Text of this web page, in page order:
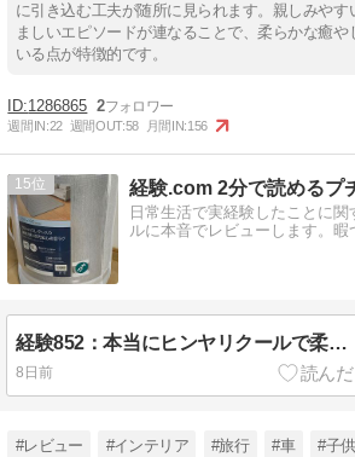
に引き込む工夫が随所に見られます。親しみやす
ましいエピソードが連なることで、柔らかな癒
いる点が特徴的です。
1286865 2
週間IN:22 週間OUT:58 月間IN:156
15
日常生活で実経験したことに
ルに本音でレビューします。暇
経験852：本当にヒンヤリクールで柔らかフンワリ！ニトリの「30 ㎜厚手ウレタン入りラグ（Nクール）」が暑い夏におススメでした！
8日前
#レビュー #インテリア #旅行 #車 #子供